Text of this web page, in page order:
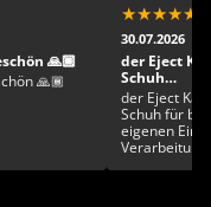
🙏🏾
🙏🏾
★★★★★
30.07.2026
der Eject
Schuh…
der Eject
Schuh für
eigenen
Verarbeitung